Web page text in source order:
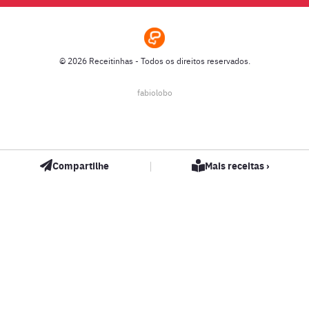
RECEITAS DE ANO NOVO (RÉVEILLON)
RECEITAS DE NATAL
VEGETARIANAS
© 2026 Receitinhas - Todos os direitos reservados.
fabiolobo
Compartilhe | Mais receitas ›